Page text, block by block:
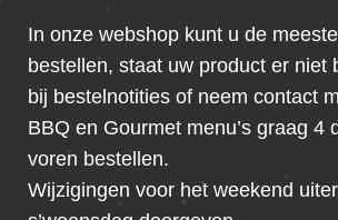
In onze webshop kunt u de
bestellen, staat uw product er niet
bij bestelnotities of neem contact
BBQ en Gourmet menu’s graag 4
voren bestellen.
Wijzigingen voor het weekend